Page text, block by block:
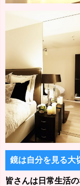
鏡は自分を見る大
皆さんは日常生活